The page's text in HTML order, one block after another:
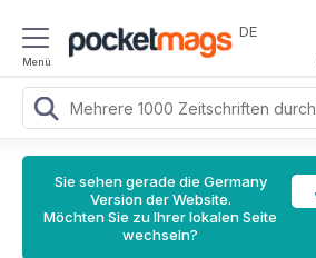
Menü
DE
Sie sehen gerade die Germany
Version der Website.
Möchten Sie zu Ihrer lokalen Seite
wechseln?